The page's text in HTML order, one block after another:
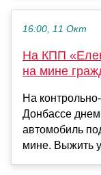
16:00, 11 Окт
На КПП
на мине
На
Донбассе
автомобиль
мине. Выжить